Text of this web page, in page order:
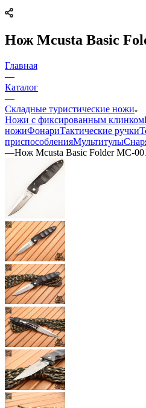
Нож Mcusta Basic
Главная
—
Каталог
—
Складные туристические ножи
Ножи с фиксированным клинком
ножиФонариТактические ручки
приспособленияМультитулы
—Нож Mcusta Basic Folder MC-